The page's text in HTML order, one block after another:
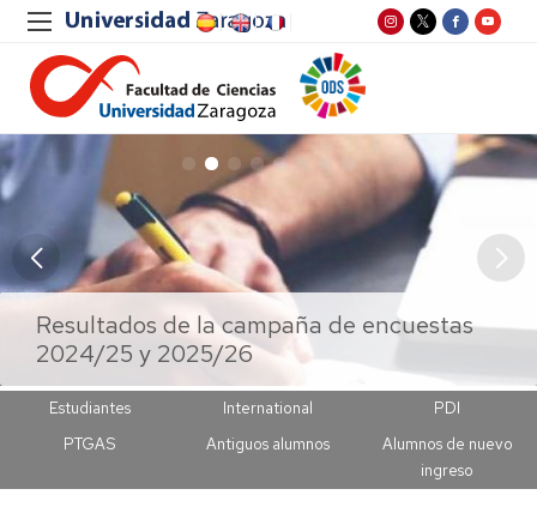
Campaña de encuestas de satisfacción de
la Universidad 2025/26 para Estudiantes,
PDI y PTGAS
Resultados de la campaña de encuestas
2024/25 y 2025/26
Inserción Laboral de Titulados de la
Facultad de Ciencias (Actualizado con
datos de la encuesta de 2025)
Asociaciones de Estudiantes de la
Facultad de Ciencias
DUDAS E INFORMACIÓN
OBJETIVOS DE DESARROLLO
SOSTENIBLE
Study at the Faculty of Science
Empleo y prácticas
Estudiantes International
PDI
PTGAS
Antiguos alumnos
Alumnos de nuevo
ingreso